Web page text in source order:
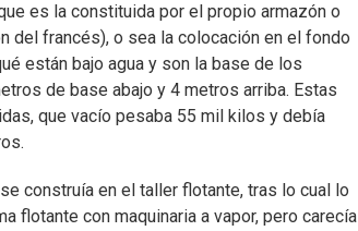
es la constituida por el propio armazón o
del francés), o sea la colocación en el fondo
están bajo agua y son la base de los
de base abajo y 4 metros arriba. Estas
que vacío pesaba 55 mil kilos y debía
construía en el taller flotante, tras lo cual lo
flotante con maquinaria a vapor, pero carecía